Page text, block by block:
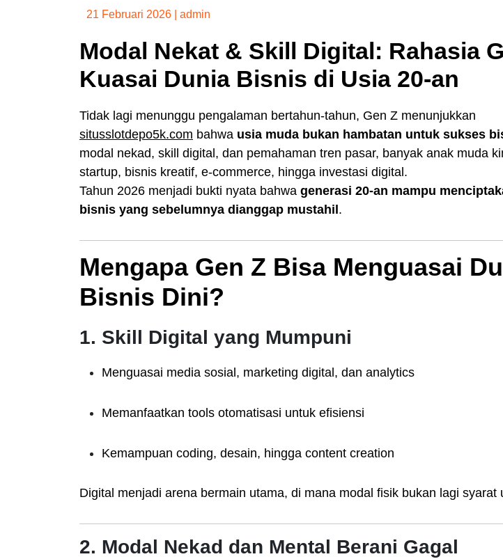
21 Februari 2026 admin
Modal Nekat & Skill Digital: Rahasia
Kuasai Dunia Bisnis di Usia 20-an
Tidak lagi menunggu pengalaman bertahun-tahun, Gen Z menunjukkan
situsslotdepo5k.com bahwa usia muda bukan hambatan untuk sukses
modal nekad, skill digital, dan pemahaman tren pasar, banyak anak muda
startup, bisnis kreatif, e-commerce, hingga investasi digital.
Tahun 2026 menjadi bukti nyata bahwa generasi 20-an mampu
bisnis yang sebelumnya dianggap mustahil .
Mengapa Gen Z Bisa Menguasai
Bisnis Dini?
1. Skill Digital yang Mumpuni
Menguasai media sosial, marketing digital, dan analytics
Memanfaatkan tools otomatisasi untuk efisiensi
Kemampuan coding, desain, hingga content creation
Digital menjadi arena bermain utama, di mana modal fisik bukan lagi syarat
2. Modal Nekad dan Mental Berani Gagal